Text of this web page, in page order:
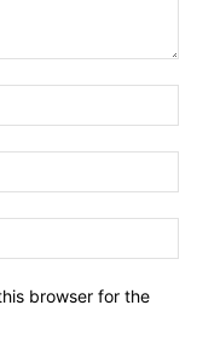
browser for the